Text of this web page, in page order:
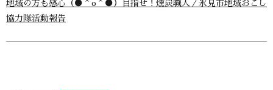
地域の方も感心（●＾o＾●）目指せ！燻炭職人／氷見市地域おこし
協力隊活動報告